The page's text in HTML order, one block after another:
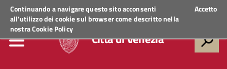
Continuando a navigare questo sito acconsenti
all'utilizzo dei cookie sul browser come descritto nella
nostraCookie Policy
Accetto
Regione VenetoACCEDI AI SERVIZI
Città di Venezia